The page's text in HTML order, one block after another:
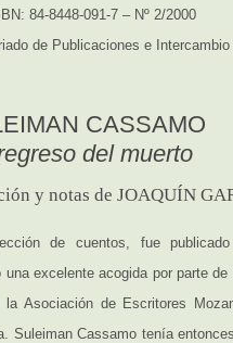
84-8448-091-7 – Nº 2/2000
de Publicaciones e
CASSAMO
del muerto
y notas de JOAQUÍN
de cuentos, fue
una excelente acogida por parte
Asociación de Escritores
Suleiman Cassamo tenía